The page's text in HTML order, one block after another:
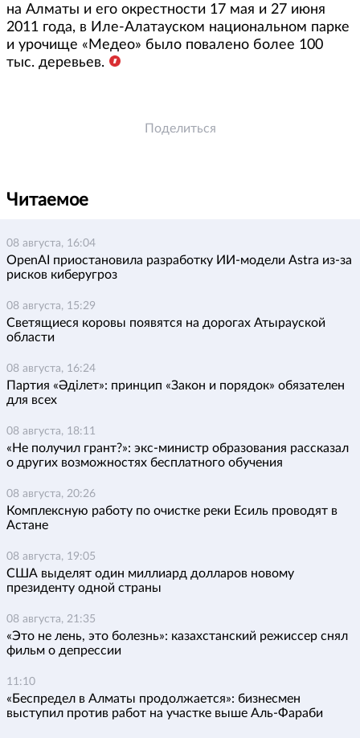
на Алматы и его окрестности 17 мая и 27 июня
2011 года, в Иле-Алатауском национальном парке
и урочище «Медео» было повалено более 100
тыс. деревьев.
Поделиться
Читаемое
08 августа, 16:04
OpenAI приостановила разработку ИИ-модели Astra из-за
рисков киберугроз
08 августа, 15:29
Светящиеся коровы появятся на дорогах Атырауской
области
08 августа, 16:24
Партия «Әділет»: принцип «Закон и порядок» обязателен
для всех
08 августа, 18:11
«Не получил грант?»: экс-министр образования рассказал
о других возможностях бесплатного обучения
08 августа, 20:26
Комплексную работу по очистке реки Есиль проводят в
Астане
08 августа, 19:05
США выделят один миллиард долларов новому
президенту одной страны
08 августа, 21:35
«Это не лень, это болезнь»: казахстанский режиссер снял
фильм о депрессии
11:10
«Беспредел в Алматы продолжается»: бизнесмен
выступил против работ на участке выше Аль-Фараби